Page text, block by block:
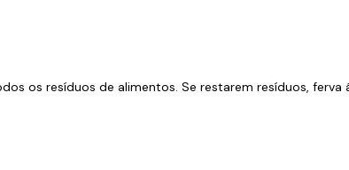
os resíduos de alimentos. Se restarem resíduos,